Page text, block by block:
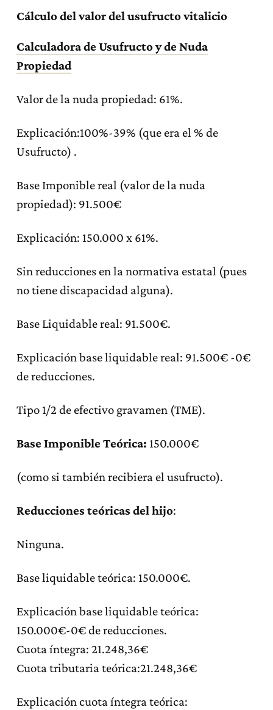
Cálculo del valor del usufructo vitalicio
Calculadora de Usufructo y de Nuda
Propiedad
Valor de la nuda propiedad: 61%.
Explicación:100%-39% (que era el % de
Usufructo) .
Base Imponible real (valor de la nuda
propiedad): 91.500€
Explicación: 150.000 x 61%.
Sin reducciones en la normativa estatal (pues
no tiene discapacidad alguna).
Base Liquidable real: 91.500€.
Explicación base liquidable real: 91.500€ -0€
de reducciones.
Tipo 1/2 de efectivo gravamen (TME).
Base Imponible Teórica: 150.000€
(como si también recibiera el usufructo).
Reducciones teóricas del hijo:
Ninguna.
Base liquidable teórica: 150.000€.
Explicación base liquidable teórica:
150.000€-0€ de reducciones.
Cuota íntegra: 21.248,36€
Cuota tributaria teórica:21.248,36€
Explicación cuota íntegra teórica: